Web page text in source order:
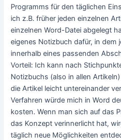
Programms für den täglichen
ich z.B. früher jeden einzelnen
einzelnen Word-Datei abgelegt
eigenes Notizbuch dafür, in dem
innerhalb eines passenden
Vorteil: Ich kann nach
Notizbuchs (also in allen
die Artikel leicht untereinander
Verfahren würde mich in Word
kosten. Wenn man sich auf das
das Konzept verinnerlicht hat,
täglich neue Möglichkeiten